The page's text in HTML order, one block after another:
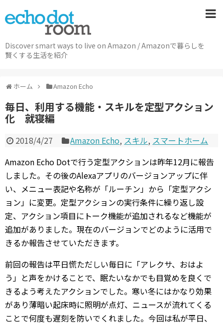
Discover smart ways to live on Amazon / Amazonで暮らしを
賢くする生活を紹介
ホーム Amazon Echo
毎日、利用する機能・スキルを定型アクション
化 就寝編
2018/4/27 Amazon Echo, スキル, スマートホーム
Amazon Echo Dotで行う定型アクションは昨年12月に報告
しました。その後のAlexaアプリのバージョンアップに伴
い、メニュー表記や名称が「ルーチン」から「定型アクシ
ョン」に変更。定型アクションの実行条件に繰り返し設
定、アクション項目にトーク機能が追加されるなど機能が
追加がありました。現在のバージョンでどのように活用で
きるか報告させていただきます。
前回の報告は平日慌ただしい毎日に「アレクサ、おはよ
う」と声をかけることで、眠たいなかでも目覚めを良くで
きるよう考えたアクションでした。寒い冬にはかなり効果
があり薄暗い起床時に照明が点灯、ニュースが流れてくる
ことで何度も遅刻を防いでくれました。今回は私が平日、